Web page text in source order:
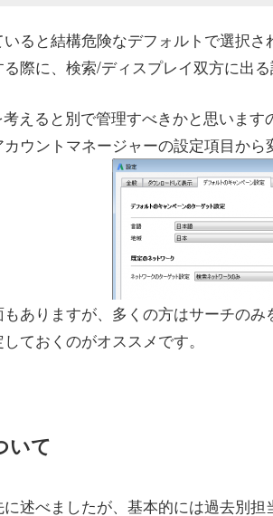
ると結構危険なデフォルトで選択
際に、検索/ディスプレイ双方に出る
えると別で管理すべきかと思いま
ウントマネージャーの設定項目から
もありますが、多くの方はサーチの
ておくのがオススメです。
いて
述べましたが、基本的には過去別